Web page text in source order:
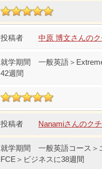
中原 博文さんの
一般英語＞
42週間
Nanamiさんのク
一般英語コース＞
FCE＞ビジネスに38週間